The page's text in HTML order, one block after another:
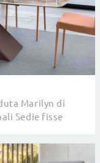
Marilyn di
Sedie fisse